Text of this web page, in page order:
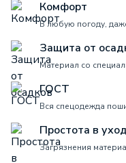
Комфорт
В любую погоду,
Защита от
Материал со
ГОСТ
Вся спецодежда
Простота в
Загрязнения